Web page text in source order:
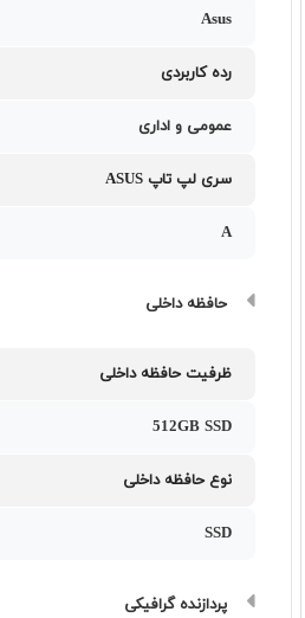
Asus
رده کاربردی
عمومی و اداری
سری لپ تاپ ASUS
A
حافظه داخلی
ظرفیت حافظه داخلی
512GB SSD
نوع حافظه داخلی
SSD
پردازنده گرافیکی